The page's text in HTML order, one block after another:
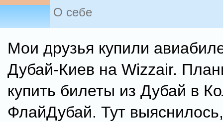
О себе
Мои друзья купили
Дубай-Киев на Wizzair.
купить билеты из Дубай в
ФлайДубай. Тут